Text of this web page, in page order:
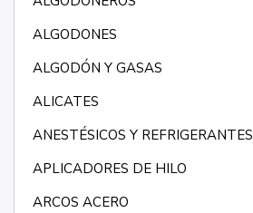
ALGODONES
ALGODÓN Y GASAS
ALICATES
ANESTÉSICOS Y REFRIGERANTES
APLICADORES DE HILO
ARCOS ACERO